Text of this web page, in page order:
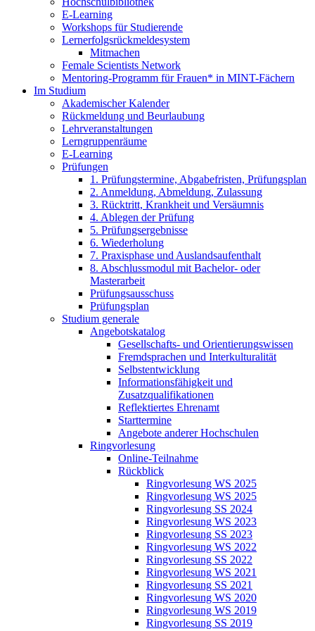
E-Learning
Workshops für Studierende
Lernerfolgsrückmeldesystem
Mitmachen
Female Scientists Network
Mentoring-Programm für Frauen* in MINT-Fächern
Im Studium
Akademischer Kalender
Rückmeldung und Beurlaubung
Lehrveranstaltungen
Lerngruppenräume
E-Learning
Prüfungen
1. Prüfungstermine, Abgabefristen, Prüfungsplan
2. Anmeldung, Abmeldung, Zulassung
3. Rücktritt, Krankheit und Versäumnis
4. Ablegen der Prüfung
5. Prüfungsergebnisse
6. Wiederholung
7. Praxisphase und Auslandsaufenthalt
8. Abschlussmodul mit Bachelor- oder
Masterarbeit
Prüfungsausschuss
Prüfungsplan
Studium generale
Angebotskatalog
Gesellschafts- und Orientierungswissen
Fremdsprachen und Interkulturalität
Selbstentwicklung
Informationsfähigkeit und
Zusatzqualifikationen
Reflektiertes Ehrenamt
Starttermine
Angebote anderer Hochschulen
Ringvorlesung
Online-Teilnahme
Rückblick
Ringvorlesung WS 2025
Ringvorlesung WS 2025
Ringvorlesung SS 2024
Ringvorlesung WS 2023
Ringvorlesung SS 2023
Ringvorlesung WS 2022
Ringvorlesung SS 2022
Ringvorlesung WS 2021
Ringvorlesung SS 2021
Ringvorlesung WS 2020
Ringvorlesung WS 2019
Ringvorlesung SS 2019